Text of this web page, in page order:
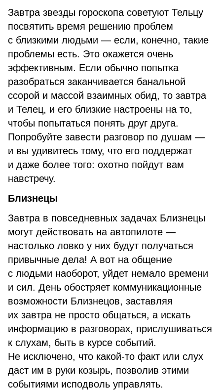
Завтра звезды гороскопа советуют Тельцу
посвятить время решению проблем
с близкими людьми — если, конечно, такие
проблемы есть. Это окажется очень
эффективным. Если обычно попытка
разобраться заканчивается банальной
ссорой и массой взаимных обид, то завтра
и Телец, и его близкие настроены на то,
чтобы попытаться понять друг друга.
Попробуйте завести разговор по душам —
и вы удивитесь тому, что его поддержат
и даже более того: охотно пойдут вам
навстречу.
Близнецы
Завтра в повседневных задачах Близнецы
могут действовать на автопилоте —
настолько ловко у них будут получаться
привычные дела! А вот на общение
с людьми наоборот, уйдет немало времени
и сил. День обостряет коммуникационные
возможности Близнецов, заставляя
их завтра не просто общаться, а искать
информацию в разговорах, прислушиваться
к слухам, быть в курсе событий.
Не исключено, что какой-то факт или слух
даст им в руки козырь, позволив этими
событиями исподволь управлять.